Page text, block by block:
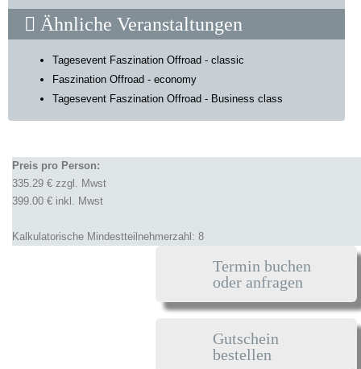
Ähnliche Veranstaltungen
Tagesevent Faszination Offroad - classic
Faszination Offroad - economy
Tagesevent Faszination Offroad - Business class
Preis pro Person:
335.29 € zzgl. Mwst
399.00 € inkl. Mwst
Kalkulatorische Mindestteilnehmerzahl: 8
Termin buchen
oder anfragen
Gutschein
bestellen